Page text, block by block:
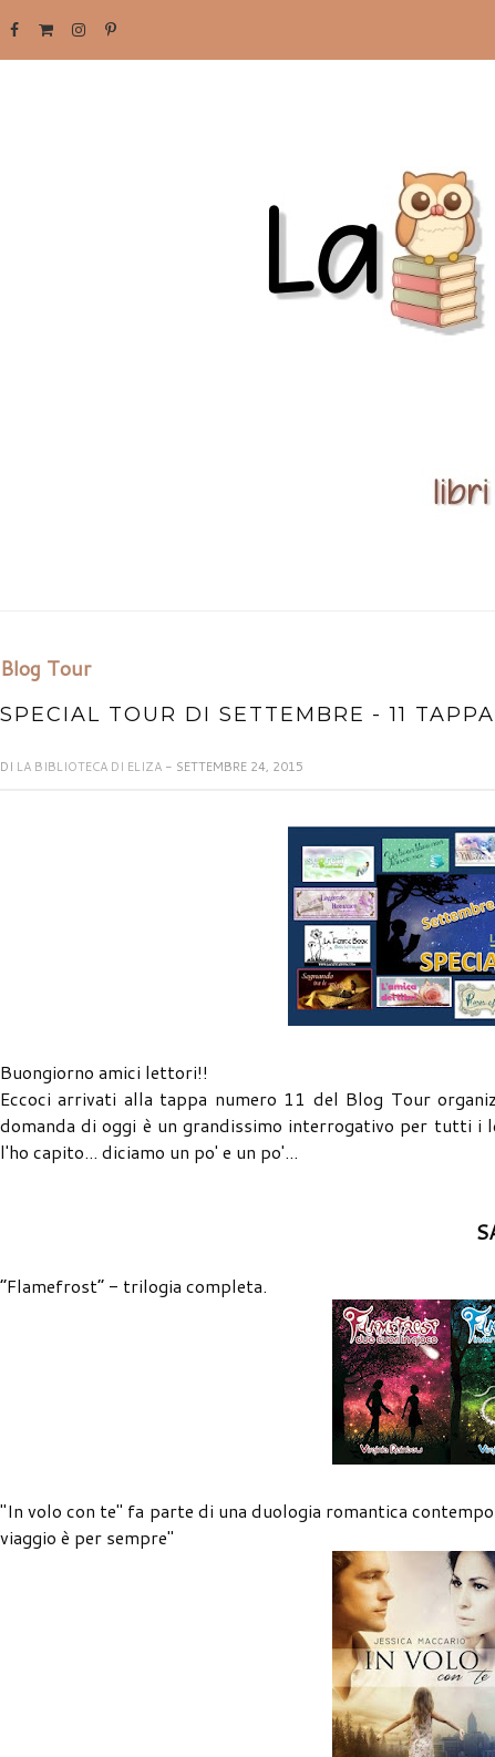
Blog Tour
SPECIAL TOUR DI SETTEMBRE - 11
DI LA BIBLIOTECA DI ELIZA - SETTEMBRE 24, 2015
Buongiorno amici lettori!!
Eccoci arrivati alla tappa numero 11 del Blog Tour
domanda di oggi è un grandissimo interrogativo per tutti i
l'ho capito... diciamo un po' e un po'...
“Flamefrost” - trilogia completa.
"In volo con te" fa parte di una duologia romantica
viaggio è per sempre"